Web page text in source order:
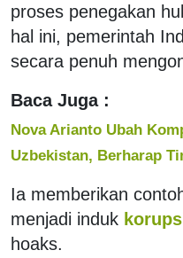
proses penegakan
hal ini, pemerintah
secara penuh
Baca Juga :
Nova Arianto Ubah
Uzbekistan, Berharap
Ia memberikan
menjadi induk
hoaks.